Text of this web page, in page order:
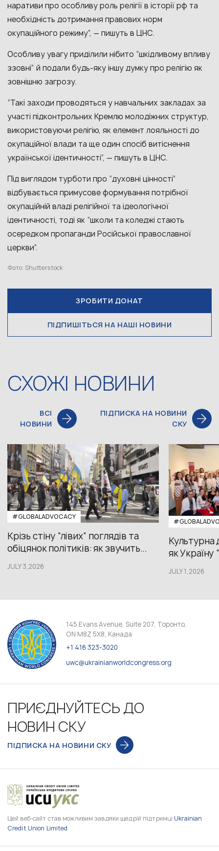
наративи про особливу роль релігії в історії рф та
необхідність дотримання правових норм
окупаційного режиму”, — пишуть в ЦНС.
Особливу увагу приділили нібито “шкідливому впливу
ззовні” й подали будь-яку іншу думку про релігію як
зовнішню загрозу.
“Такі заходи проводяться у навчальних закладах за
участі підконтрольних Кремлю молодіжних структур,
використовуючи релігію, як елемент лояльності до
окупаційної влади та ще один спосіб витіснення
української ідентичності”, — пишуть в ЦНС.
Під виглядом турботи про “духовні цінності”
відбувається примусове формування потрібної
окупаційній владі релігійної та ідеологічної
ідентичності, тоді як “школи та коледжі стають
осередком пропаганди Російської православної
церкви”.
Фото: Shutterstock
ЗРОБИТИ ДОНАТ
ПІДПИШІТЬСЯ НА НАШІ НОВИНИ
СХОЖІ НОВИНИ
ВСІ
НОВИНИ
ПІДПИСКА НА НОВИНИ
СКУ
#GLOBALADVOCACY
Крізь стіну “лівих” поглядів та
обіцянок політиків: як звучить...
JULY 3,2026
Культурна
як
JULY 1,2026
145 Evans Avenue, Suite 207, Торонто,
ON M8Z 5X8, Канада
+1 416 323-3020
uwc@ukrainianworldcongress.org
ПРИЄДНУЙТЕСЬ ДО
НОВИН СКУ
ПІДПИСКА НА НОВИНИ СКУ
Цей веб-сайт став можливим завдяки щедрій підтримці Ukrainian
Credit Union Limited